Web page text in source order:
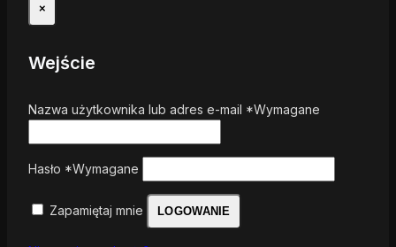
×
Wejście
Nazwa użytkownika lub adres e-mail *Wymagane
Hasło *Wymagane
Zapamiętaj mnie LOGOWANIE